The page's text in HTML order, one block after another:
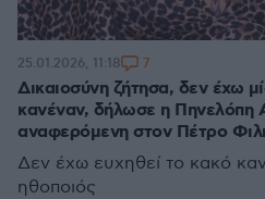
Δικαιοσύνη ζήτησα, δεν έχω
κανέναν, δήλωσε η Πηνελόπη
αναφερόμενη στον Πέτρο
Δεν έχω ευχηθεί το κακό
ηθοποιός
25.01.2026, 11:18 7